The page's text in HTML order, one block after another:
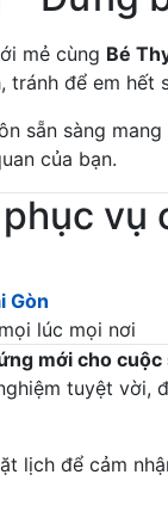
mẻ cùng Bé
tránh để em
sẵn sàng
của bạn.
vụ
Gòn
lúc mọi nơi
mới cho cuộc
tuyệt vời,
lịch để cảm